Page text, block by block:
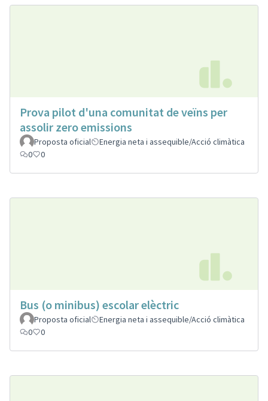
Prova pilot d'una comunitat de veïns per
assolir zero emissions
Proposta oficial
Energia neta i assequible/Acció climàtica
0
0
Bus (o minibus) escolar elèctric
Proposta oficial
Energia neta i assequible/Acció climàtica
0
0